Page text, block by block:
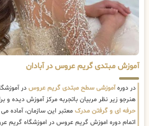
آموزش مبتدی گریم عروس در آبادان
در دورهآموزشی سطح مبتدی گریم عروس در
هنرجو زیر نظر مربیان باتجربه مرکز آموزش دیده و
حرفه ای و گرفتن مدرک معتبر این سازمان، آماده
اتمام دوره اموزش گریم عروس در اموزشگاه گریم